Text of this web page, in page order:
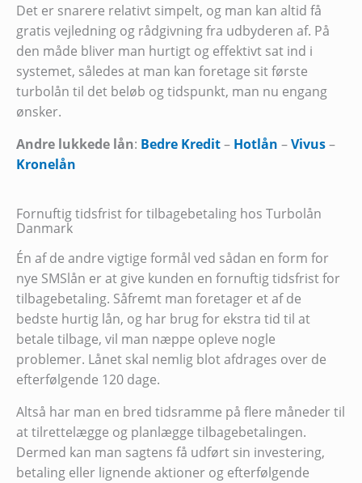
Det er snarere relativt simpelt, og man kan altid få
gratis vejledning og rådgivning fra udbyderen af. På
den måde bliver man hurtigt og effektivt sat ind i
systemet, således at man kan foretage sit første
turbolån til det beløb og tidspunkt, man nu engang
ønsker.
Andre lukkede lån: Bedre Kredit– Hotlån –Vivus–
Kronelån
Fornuftig tidsfrist for tilbagebetaling hos Turbolån
Danmark
Én af de andre vigtige formål ved sådan en form for
nye SMSlån er at give kunden en fornuftig tidsfrist for
tilbagebetaling. Såfremt man foretager et af de
bedste hurtig lån, og har brug for ekstra tid til at
betale tilbage, vil man næppe opleve nogle
problemer. Lånet skal nemlig blot afdrages over de
efterfølgende 120 dage.
Altså har man en bred tidsramme på flere måneder til
at tilrettelægge og planlægge tilbagebetalingen.
Dermed kan man sagtens få udført sin investering,
betaling eller lignende aktioner og efterfølgende